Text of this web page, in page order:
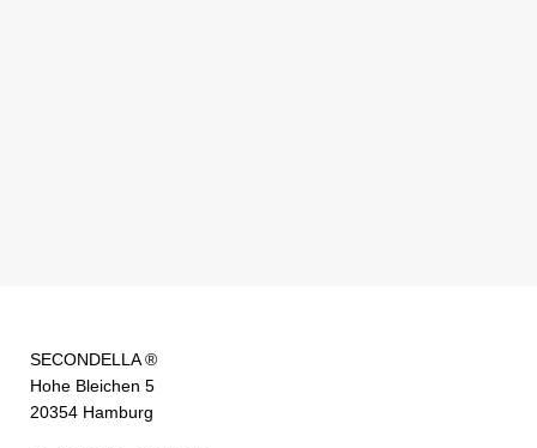
SECONDELLA ®
Hohe Bleichen 5
20354 Hamburg